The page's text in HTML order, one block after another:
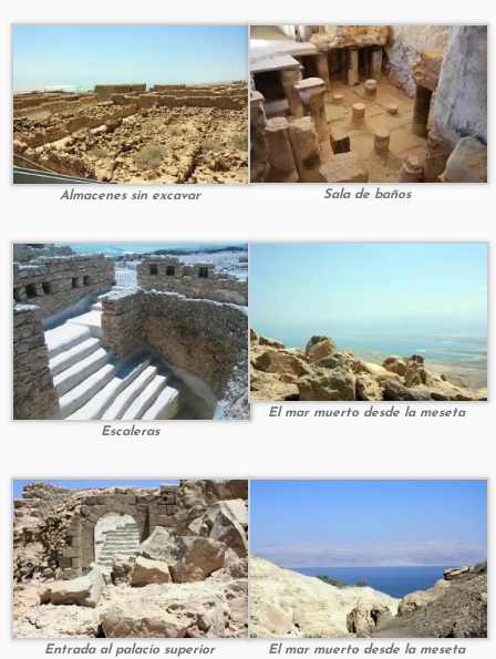
Almacenes sin excavar Sala de baños
Escaleras
El mar muerto desde la meseta
Entrada al palacio superior El mar muerto desde la meseta